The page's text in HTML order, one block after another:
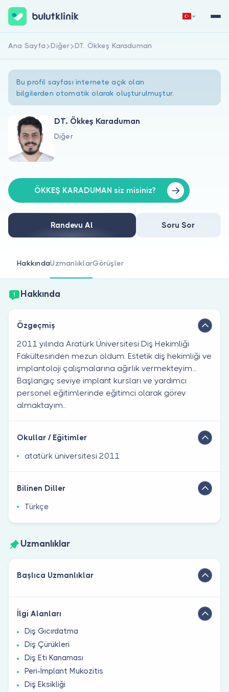
Hakkımızda
Doktorlar için
Doktor musunuz?
Hemen Kaydol Giriş Yap
Ana Sayfa Diğer DT. Ökkeş Karaduman
Bu profil sayfası internete açık olan
bilgilerden otomatik olarak oluşturulmuştur.
DT. Ökkeş Karaduman
Diğer
ÖKKEŞ KARADUMAN siz misiniz?
Randevu Al Soru Sor
HakkındaUzmanlıklarGörüşler
Hakkında
Özgeçmiş
2011 yılında Aratürk Üniversitesi Diş Hekimliği
Fakültesinden mezun oldum. Estetik diş hekimliği ve
implantoloji çalışmalarına ağırlık vermekteyim...
Başlangıç seviye implant kursları ve yardımcı
personel eğitimlerinde eğitimci olarak görev
almaktayım..
Okullar / Eğitimler
atatürk üniversitesi 2011
Bilinen Diller
Türkçe
Uzmanlıklar
Başlıca Uzmanlıklar
İlgi Alanları
Diş Gıcırdatma
Diş Çürükleri
Diş Eti Kanaması
Peri-İmplant Mukozitis
Diş Eksikliği